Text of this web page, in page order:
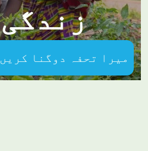
میرا تحفہ دوگنا کریں